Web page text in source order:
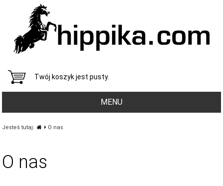
Twój koszyk jest pusty.
MENU
Jesteś tutaj: O nas
O nas